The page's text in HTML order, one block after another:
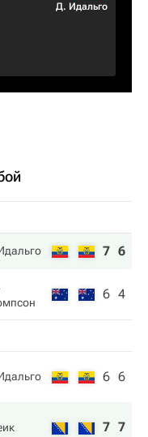
Д. Идальго
7 6
6 4
6 6
7 7